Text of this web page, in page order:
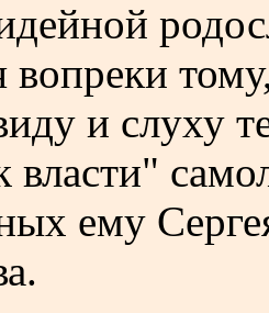
вопреки
и слуху
власти"
ему